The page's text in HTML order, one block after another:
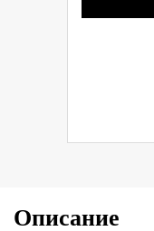
Описание